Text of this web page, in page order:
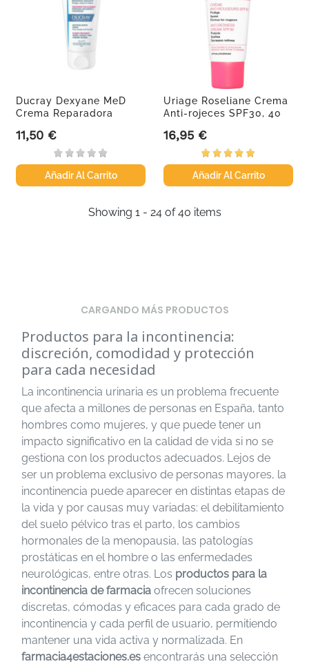
Ducray Dexyane MeD
Crema Reparadora
Precio
11,50 €
Añadir Al Carrito
Uriage Roseliane Crema
Anti-rojeces SPF30, 40
Precio
16,95 €
Añadir Al Carrito
Showing 1 - 24 of 40 items
CARGANDO MÁS PRODUCTOS
Productos para la incontinencia:
discreción, comodidad y protección
para cada necesidad
La incontinencia urinaria es un problema frecuente
que afecta a millones de personas en España, tanto
hombres como mujeres, y que puede tener un
impacto significativo en la calidad de vida si no se
gestiona con los productos adecuados. Lejos de
ser un problema exclusivo de personas mayores, la
incontinencia puede aparecer en distintas etapas de
la vida y por causas muy variadas: el debilitamiento
del suelo pélvico tras el parto, los cambios
hormonales de la menopausia, las patologías
prostáticas en el hombre o las enfermedades
neurológicas, entre otras. Los productos para la
incontinencia de farmacia ofrecen soluciones
discretas, cómodas y eficaces para cada grado de
incontinencia y cada perfil de usuario, permitiendo
mantener una vida activa y normalizada. En
farmacia4estaciones.es encontrarás una selección